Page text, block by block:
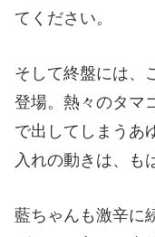
てください。
そして終盤には、
登場。熱々のタマ
で出してしまうあ
入れの動きは、も
藍ちゃんも激辛に